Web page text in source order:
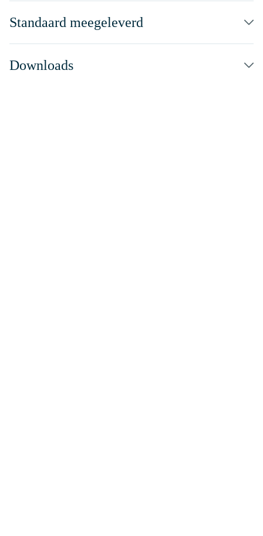
Standaard meegeleverd
Downloads